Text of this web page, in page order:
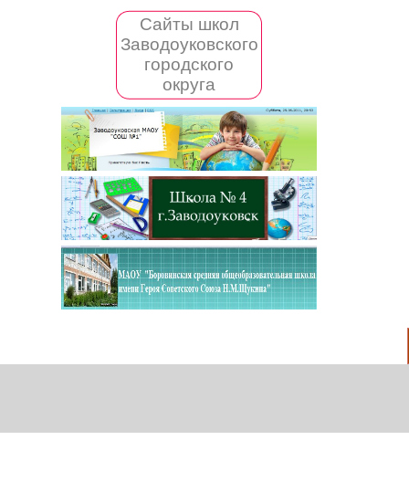
Сайты школ
Заводоуковского
городского
округа